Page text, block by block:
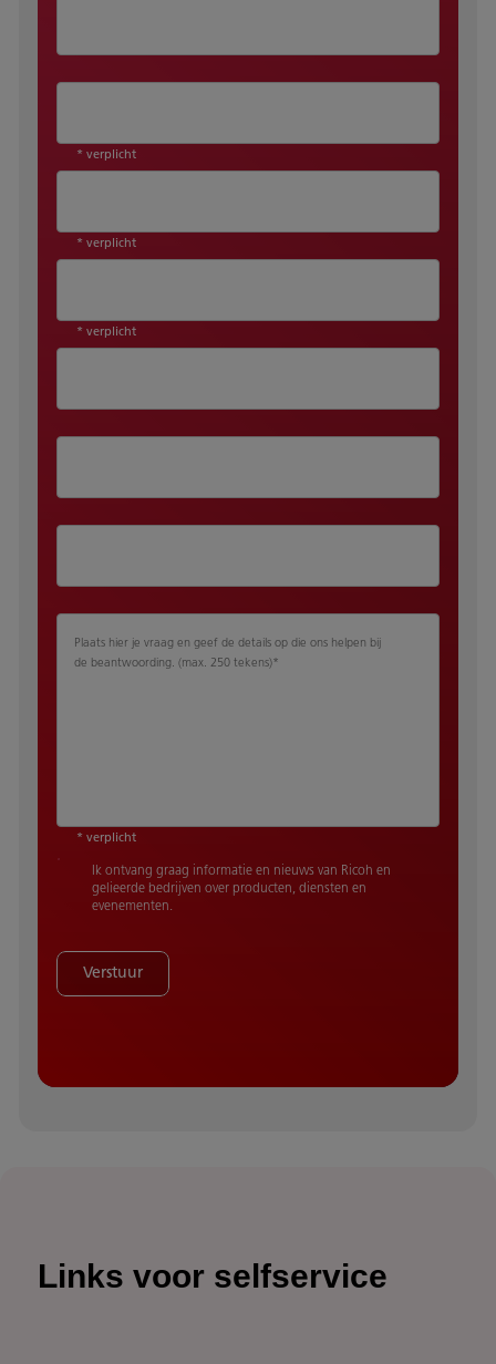
* verplicht
* verplicht
* verplicht
Plaats hier je vraag en geef de details op die ons helpen bij
de beantwoording. (max. 250 tekens)*
* verplicht
Ik ontvang graag informatie en nieuws van Ricoh en
gelieerde bedrijven over producten, diensten en
evenementen.
Verstuur
Links voor selfservice